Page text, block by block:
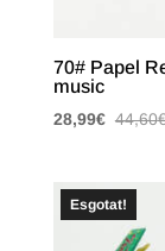
70# Papel
music
28,99€ 44,60
Esgotat!